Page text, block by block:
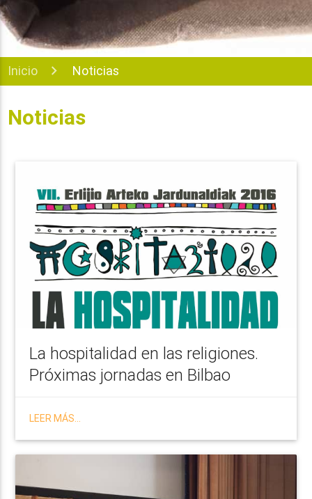
Inicio Noticias
Noticias
La hospitalidad en las religiones.
Próximas jornadas en Bilbao
LEER MÁS...